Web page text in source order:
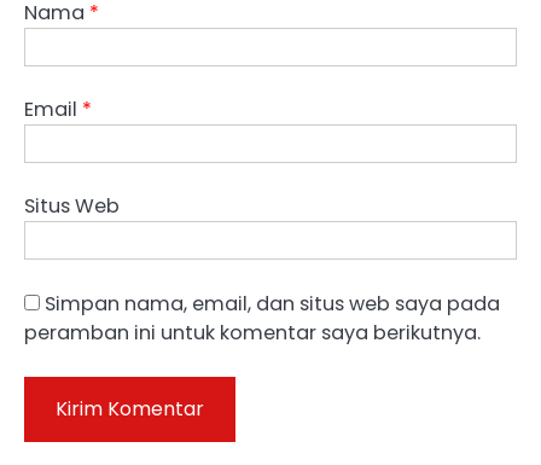
Nama *
Email *
Situs Web
Simpan nama, email, dan situs web saya pada
peramban ini untuk komentar saya berikutnya.